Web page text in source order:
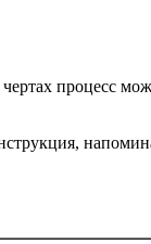
процесс